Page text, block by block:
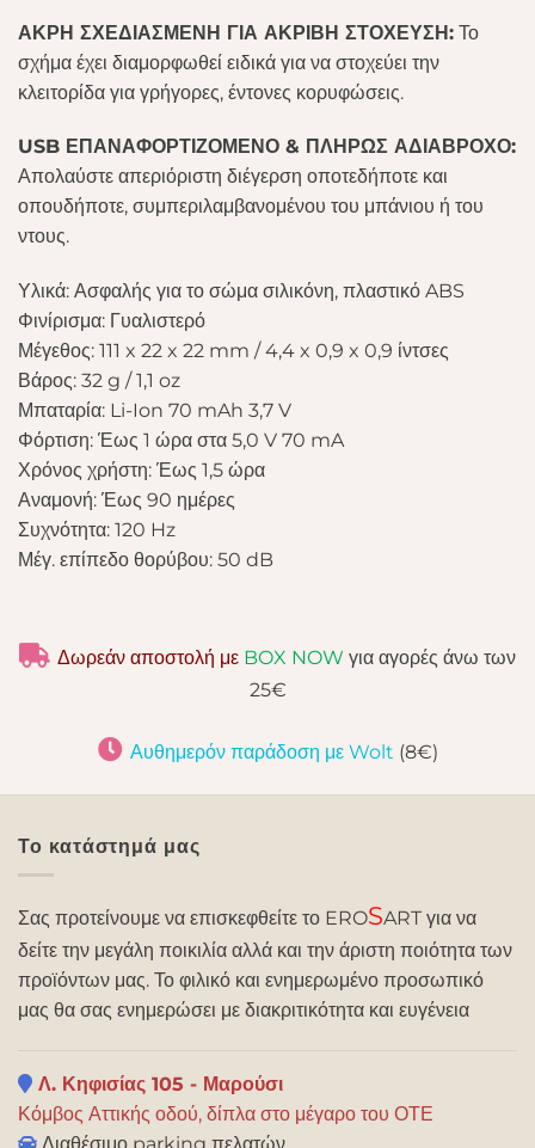
ΑΚΡΗ ΣΧΕΔΙΑΣΜΕΝΗ ΓΙΑ ΑΚΡΙΒΗ ΣΤΟΧΕΥΣΗ: Το
σχήμα έχει διαμορφωθεί ειδικά για να στοχεύει την
κλειτορίδα για γρήγορες, έντονες κορυφώσεις.
USB ΕΠΑΝΑΦΟΡΤΙΖΟΜΕΝΟ & ΠΛΗΡΩΣ ΑΔΙΑΒΡΟΧΟ:
Απολαύστε απεριόριστη διέγερση οποτεδήποτε και
οπουδήποτε, συμπεριλαμβανομένου του μπάνιου ή του
ντους.
Υλικά: Ασφαλής για το σώμα σιλικόνη, πλαστικό ABS
Φινίρισμα: Γυαλιστερό
Μέγεθος: 111 x 22 x 22 mm / 4,4 x 0,9 x 0,9 ίντσες
Βάρος: 32 g / 1,1 oz
Μπαταρία: Li-Ion 70 mAh 3,7 V
Φόρτιση: Έως 1 ώρα στα 5,0 V 70 mA
Χρόνος χρήστη: Έως 1,5 ώρα
Αναμονή: Έως 90 ημέρες
Συχνότητα: 120 Hz
Μέγ. επίπεδο θορύβου: 50 dB
Δωρεάν αποστολή με BOX NOW για αγορές άνω των
25€
Αυθημερόν παράδοση με Wolt (8€)
Το κατάστημά μας
Σας προτείνουμε να επισκεφθείτε το EROSART για να
δείτε την μεγάλη ποικιλία αλλά και την άριστη ποιότητα των
προϊόντων μας. Το φιλικό και ενημερωμένο προσωπικό
μας θα σας ενημερώσει με διακριτικότητα και ευγένεια
Λ. Κηφισίας 105 - Μαρούσι
Κόμβος Αττικής οδού, δίπλα στο μέγαρο του ΟΤΕ